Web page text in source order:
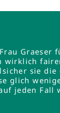
Graeser
sie
glich
jeden Fall